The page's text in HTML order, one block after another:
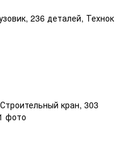
236 деталей, Технок